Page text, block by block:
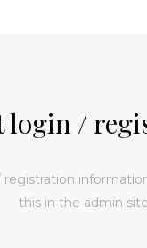
login /
this in the admin